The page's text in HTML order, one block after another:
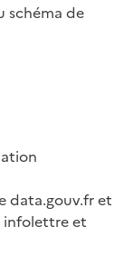
schéma de
data.gouv.fr et
infolettre et